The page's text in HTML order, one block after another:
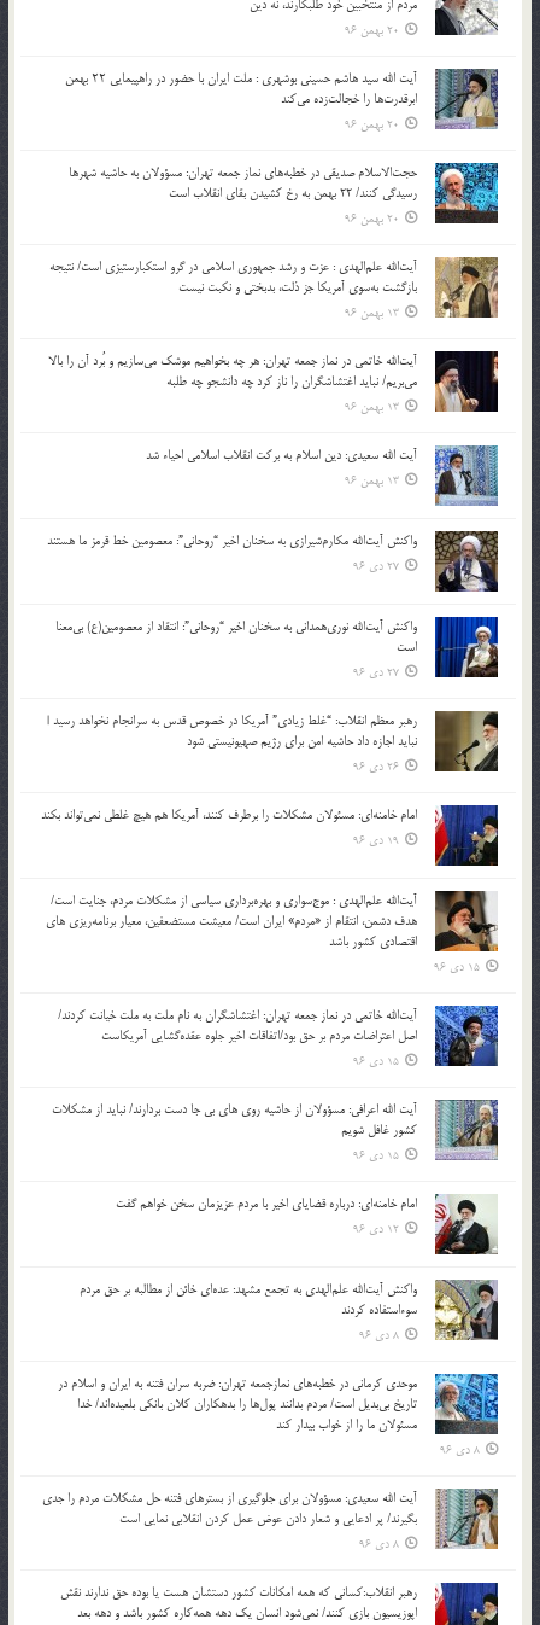
مردم از منتخبین خود طلبکارند، نه دین
20 بهمن 96
آیت الله سید هاشم حسینی بوشهری : ملت ایران با حضور در راهپیمایی ۲۲ بهمن
ابرقدرت‌ها را خجالت‌زده می‌کند
20 بهمن 96
حجت‌الاسلام صدیقی در خطبه‌های نماز جمعه تهران: مسؤولان به حاشیه شهرها
رسیدگی کنند/ 22 بهمن به رخ کشیدن بقای انقلاب است
20 بهمن 96
آیت‌الله علم‌الهدی : عزت و رشد جمهوری اسلامی در گرو استکبارستیزی است/ نتیجه
بازگشت به‌سوی آمریکا جز ذلت، بدبختی و نکبت نیست
13 بهمن 96
آیت‌الله خاتمی در نماز جمعه تهران: هر چه بخواهیم موشک می‌سازیم و بُرد آن را بالا
می‌بریم/ نباید اغتشاشگران را ناز کرد چه دانشجو چه طلبه
13 بهمن 96
آیت الله سعیدی: دین اسلام به برکت انقلاب اسلامی احیاء شد
13 بهمن 96
واکنش آیت‌الله مکارم‌شیرازی به سخنان اخیر “روحانی”: معصومین خط قرمز ما هستند
27 دی 96
واکنش آیت‌الله نوری‌همدانی به سخنان اخیر “روحانی”: انتقاد از معصومین(ع) بی‌معنا
است
27 دی 96
رهبر معظم انقلاب: “غلط زیادی” آمریکا در خصوص قدس به سرانجام نخواهد رسید |
نباید اجازه داد حاشیه امن برای رژیم صهیونیستی شود
26 دی 96
امام خامنه‌ای: مسئولان مشکلات را برطرف کنند، آمریکا هم هیچ غلطی نمی‌تواند بکند
19 دی 96
آیت‌الله علم‌الهدی : موج‌سواری و بهره‌برداری سیاسی از مشکلات مردم، جنایت است/
هدف دشمن، انتقام از «مردم» ایران است/ معیشت مستضعفین، معیار برنامه‌ریزی های
اقتصادی کشور باشد
15 دی 96
آیت‌الله خاتمی در نماز جمعه تهران: اغتشاشگران به نام ملت به ملت خیانت کردند/
اصل اعتراضات مردم بر حق بود/اتفاقات اخیر جلوه عقده‌گشایی آمریکاست
15 دی 96
آیت الله اعرافی: مسؤولان از حاشیه روی های بی جا دست بردارند/ نباید از مشکلات
کشور غافل شویم
15 دی 96
امام خامنه‌ای: درباره قضایای اخیر با مردم عزیزمان سخن خواهم گفت
12 دی 96
واکنش آیت‌الله علم‌الهدی به تجمع مشهد: عده‌ای خائن از مطالبه بر حق مردم
سوءاستفاده کردند
8 دی 96
موحدی کرمانی در خطبه‌های نمازجمعه تهران: ضربه‌ سران فتنه به ایران و اسلام در
تاریخ بی‌بدیل است/ مردم بدانند پول‌ها را بدهکاران کلان بانکی بلعیده‌اند/ خدا
مسئولان ما را از خواب بیدار کند
8 دی 96
آیت الله سعیدی: مسؤولان برای جلوگیری از بسترهای فتنه حل مشکلات مردم را جدی
بگیرند/ پر ادعایی و شعار دادن عوض عمل کردن انقلابی نمایی است
8 دی 96
رهبر انقلاب:کسانی که همه امکانات کشور دستشان هست یا بوده حق ندارند نقش
اپوزیسیون بازی کنند/ نمی‌شود انسان یک‌ دهه همه‌کاره کشور باشد و دهه بعد